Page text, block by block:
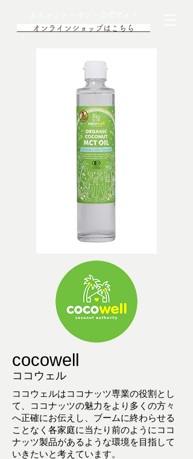
オンラインショップはこちら
cocowell
ココウェル
ココウェルはココナッツ専業の役割とし
て、ココナッツの魅力をより多くの方々
へ正確にお伝えし、ブームに終わらせる
ことなく各家庭に当たり前のようにココ
ナッツ製品があるような環境を目指して
いきたいと考えています。